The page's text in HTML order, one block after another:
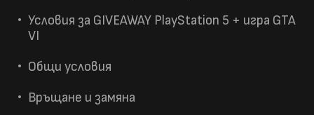
Условия за GIVEAWAY PlayStation 5 + игра GTA
VI
Общи условия
Връщане и замяна